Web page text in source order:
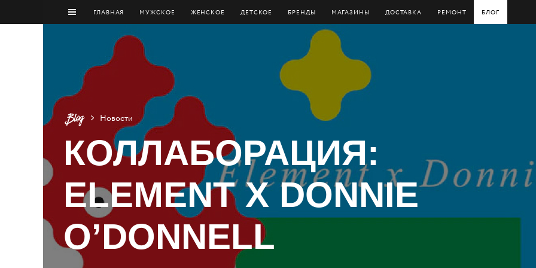
ГЛАВНАЯ МУЖCКОЕ ЖЕНСКОЕ ДЕТСКОЕ БРЕНДЫ МАГАЗИНЫ ДОСТАВКА РЕМОНТ БЛОГ
Новости
КОЛЛАБОРАЦИЯ:
ELEMENT X DONNIE
O’DONNELL